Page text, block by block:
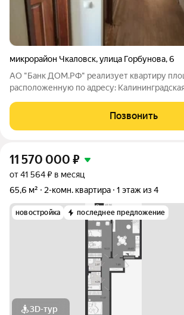
микрорайон Чкаловск,улица Горбунова,6
АО "Банк ДОМ.РФ" реализует квартиру
расположенную по адресу:
собственник (юридическое лицо).
недвижимости:
Позвонить
11 570 000 ₽
от 41 564 ₽ в месяц
65,6 м²
2-комн. квартира 1 этаж из 4
новостройка последнее предложение
3D-тур